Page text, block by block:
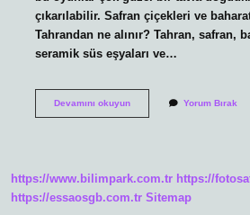
çıkarılabilir. Safran çiçekleri ve
Tahrandan ne alınır? Tahran, safran,
seramik süs eşyaları ve…
Devamını okuyunTahran
Yorum Bırak
https://www.bilimpark.com.tr https://
https://essaosgb.com.tr Sitemap